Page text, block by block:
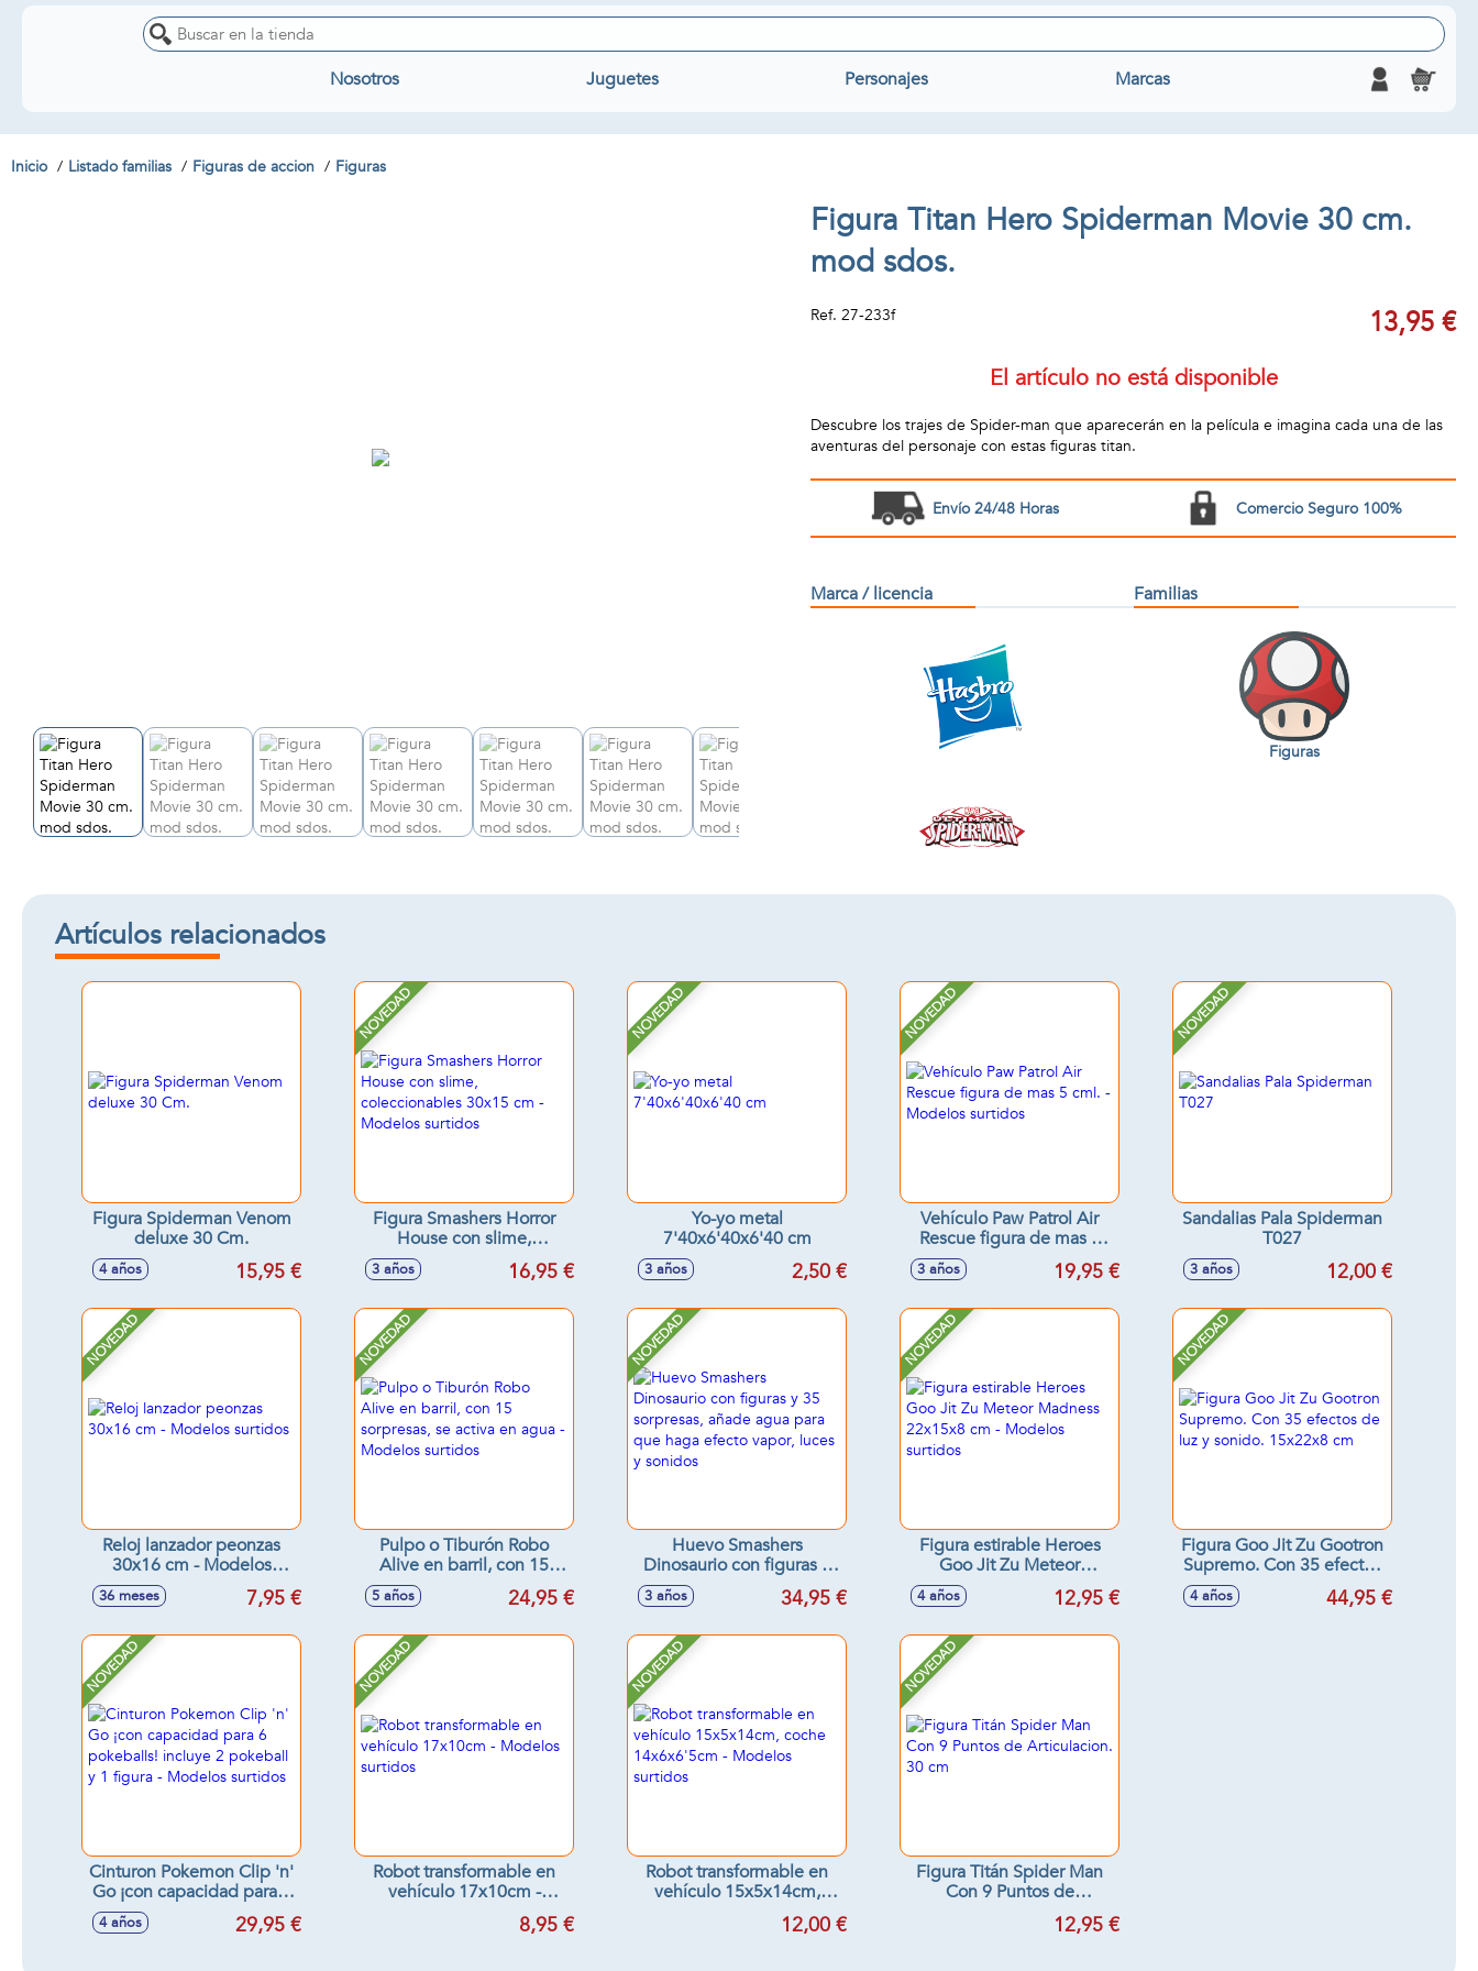
Nosotros Juguetes Personajes Marcas
Inicio Listado familias Figuras de accion Figuras
Figura Titan Hero Spiderman Movie 30 cm.
mod sdos.
Ref. 27-233f 13,95 €
El artículo no está disponible
Descubre los trajes de Spider-man que aparecerán en la película e imagina cada una de las
aventuras del personaje con estas figuras titan.
Envío 24/48 Horas Comercio Seguro 100%
Marca / licencia Familias
Figuras
Artículos relacionados
Figura Spiderman Venom
deluxe 30 Cm.
4 años 15,95 €
NOVEDAD
Figura Smashers Horror
House con slime,
coleccionables 30x15 cm -
Modelos surtidos
3 años 16,95 €
NOVEDAD
Yo-yo metal
7'40x6'40x6'40 cm
3 años 2,50 €
NOVEDAD
Vehículo Paw Patrol Air
Rescue figura de mas 5
cml. - Modelos surtidos
3 años 19,95 €
NOVEDAD
Sandalias Pala Spiderman
T027
3 años 12,00 €
NOVEDAD
Reloj lanzador peonzas
30x16 cm - Modelos
surtidos
36 meses 7,95 €
NOVEDAD
Pulpo o Tiburón Robo
Alive en barril, con 15
sorpresas, se activa en
agua - Modelos surtidos
5 años 24,95 €
NOVEDAD
Huevo Smashers
Dinosaurio con figuras y
35 sorpresas, añade agua
para que haga efecto
3 años 34,95 €
NOVEDAD
Figura estirable Heroes
Goo Jit Zu Meteor
Madness 22x15x8 cm -
Modelos surtidos
4 años 12,95 €
NOVEDAD
Figura Goo Jit Zu Gootron
Supremo. Con 35 efectos
de luz y sonido. 15x22x8
4 años 44,95 €
NOVEDAD
Cinturon Pokemon Clip 'n'
Go ¡con capacidad para 6
pokeballs! incluye 2
pokeball y 1 figura -
4 años 29,95 €
NOVEDAD
Robot transformable en
vehículo 17x10cm -
Modelos surtidos8,95 €
NOVEDAD
Robot transformable en
vehículo 15x5x14cm,
coche 14x6x6'5cm -
Modelos surtidos12,00 €
NOVEDAD
Figura Titán Spider Man
Con 9 Puntos de
Articulacion. 30 cm12,95 €